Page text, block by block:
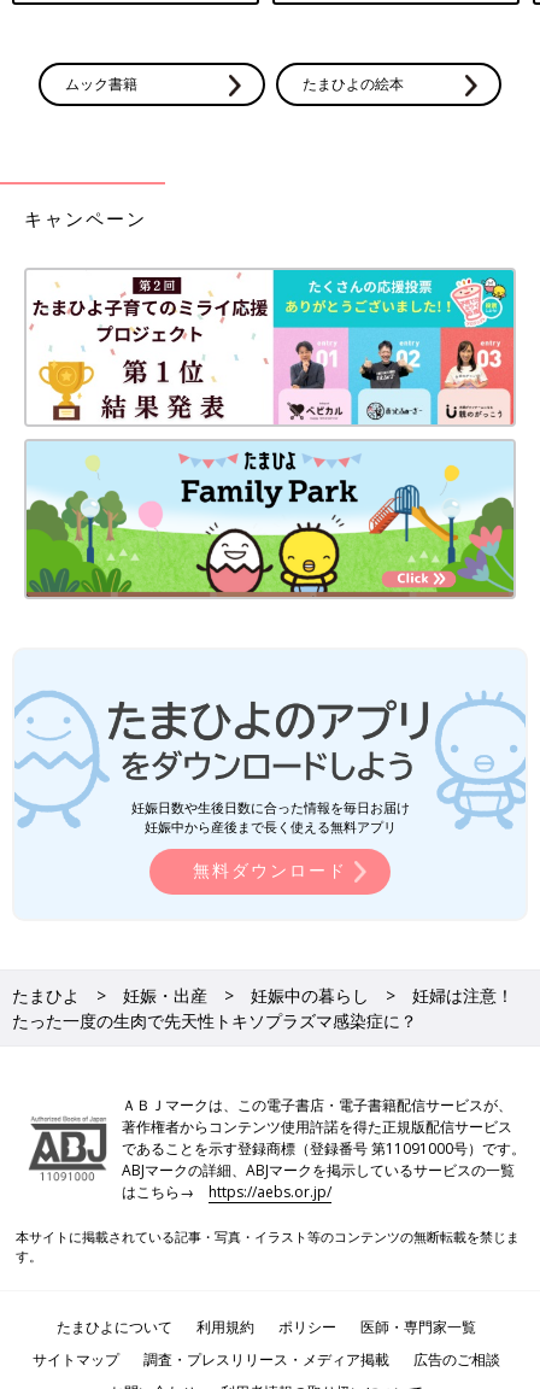
ムック書籍 たまひよの絵本
キャンペーン
妊娠日数や生後日数に合った情報を毎日お届け
妊娠中から産後まで長く使える無料アプリ
無料ダウンロード
たまひよ 妊娠・出産 妊娠中の暮らし
妊婦は注意！
たった一度の生肉で先天性トキソプラズマ感染症に？
ＡＢＪマークは、この電子書店・電子書籍配信サービスが、
著作権者からコンテンツ使用許諾を得た正規版配信サービス
であることを示す登録商標（登録番号 第11091000号）です。
ABJマークの詳細、ABJマークを掲示しているサービスの一覧
はこちら→https://aebs.or.jp/
本サイトに掲載されている記事・写真・イラスト等のコンテンツの無断転載を禁じま
す。
たまひよについて 利用規約 ポリシー
医師・専門家一覧
サイトマップ
調査・プレスリリース・メディア掲載
広告のご相談